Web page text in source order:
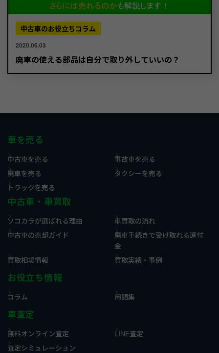
中古車のお役立ちコラム
2020.06.03
廃車の使える部品は自分で取り外していいの？
車を売る
中古車を売る
事故車を売る
廃車を売る
タクシーを売る
トラックを売る
中古車・車買取
ソコカラが選ばれる理由
車買取の流れ
中古車の売却ガイド
廃車手続きで受け取れる還付
金
買取相場情報
買取実績・事例
お役立ち情報
コラム 用語集
車査定
無料オンライン査定
LINE査定
査定シミュレーション